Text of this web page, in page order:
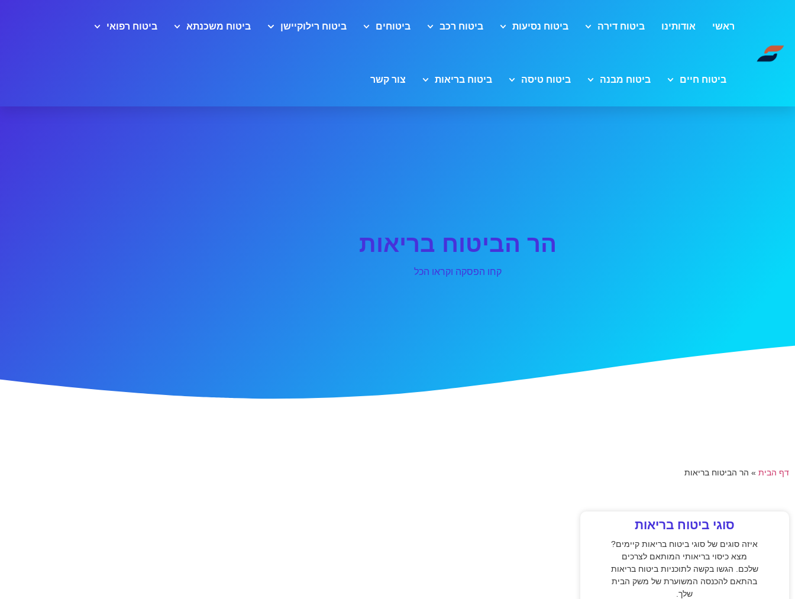
ראשי אודותינו ביטוח דירה ביטוח נסיעות ביטוח רכב ביטוחים ביטוח רילוקיישן ביטוח משכנתא ביטוח רפואי
ביטוח חיים ביטוח מבנה ביטוח טיסה ביטוח בריאות צור קשר
הר הביטוח בריאות
קחו הפסקה וקראו הכל
דף הבית » הר הביטוח בריאות
סוגי ביטוח בריאות
איזה סוגים של סוגי ביטוח בריאות קיימים?
מצא כיסוי בריאותי המותאם לצרכים
שלכם. הגשו בקשה לתוכניות ביטוח בריאות
בהתאם להכנסה המשוערת של משק הבית
שלך.